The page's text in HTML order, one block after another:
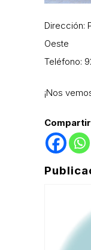
Dirección:
Oeste
Teléfono:
¡Nos
Compartir